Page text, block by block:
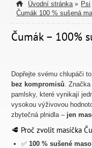
Úvodní stránka » Psi
Čumák 100 % sušená
Čumák – 100%
Dopřejte svému chlupáči
bez kompromisů.
pamlsky, které vynikají
vysokou výživovou
zbytečná plnidla – jen
🥩 Proč zvolit masíčka
✅100 % sušené maso